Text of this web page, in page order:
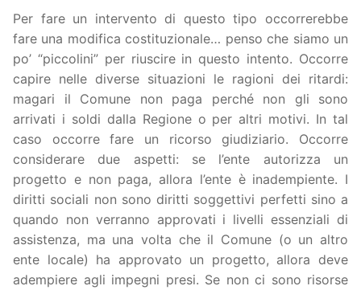
Per fare un intervento di questo tipo occorrerebbe
fare una modifica costituzionale… penso che siamo un
po’ “piccolini” per riuscire in questo intento. Occorre
capire nelle diverse situazioni le ragioni dei ritardi:
magari il Comune non paga perché non gli sono
arrivati i soldi dalla Regione o per altri motivi. In tal
caso occorre fare un ricorso giudiziario. Occorre
considerare due aspetti: se l’ente autorizza un
progetto e non paga, allora l’ente è inadempiente. I
diritti sociali non sono diritti soggettivi perfetti sino a
quando non verranno approvati i livelli essenziali di
assistenza, ma una volta che il Comune (o un altro
ente locale) ha approvato un progetto, allora deve
adempiere agli impegni presi. Se non ci sono risorse